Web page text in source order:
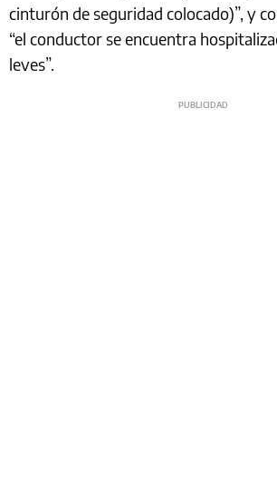
cinturón de seguridad colocado)”, y
“el conductor se encuentra
leves”.